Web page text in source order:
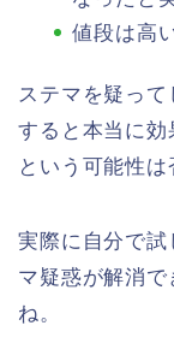
値段は高
ステマを疑っ
すると本当に効
という可能性は
実際に自分で
マ疑惑が解消
ね。